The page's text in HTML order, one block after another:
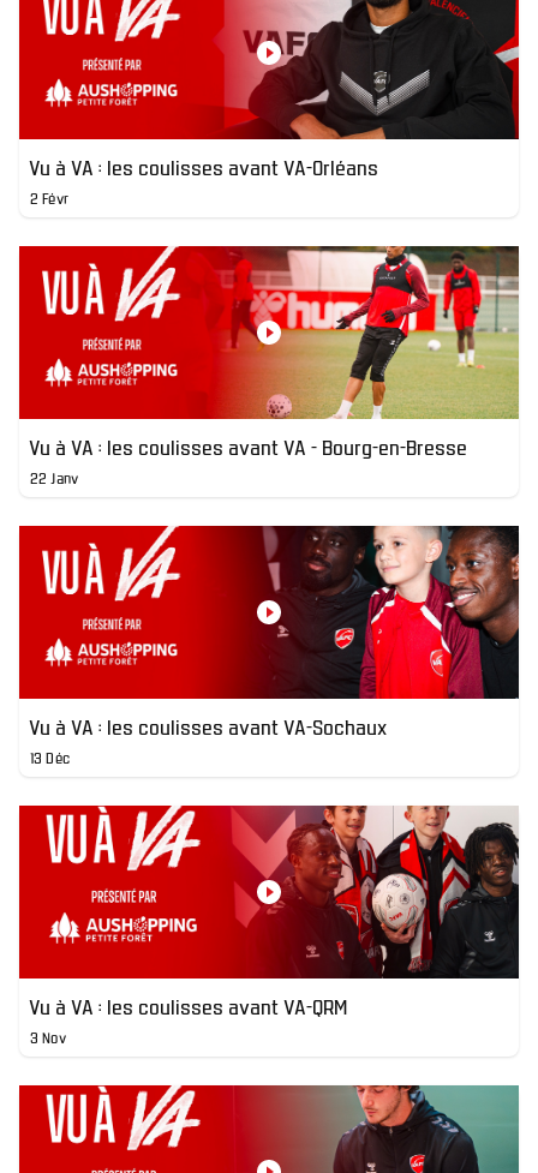
Vu à VA : les coulisses avant VA-Orléans
2 Févr
Vu à VA : les coulisses avant VA - Bourg-en-Bresse
22 Janv
Vu à VA : les coulisses avant VA-Sochaux
13 Déc
Vu à VA : les coulisses avant VA-QRM
3 Nov